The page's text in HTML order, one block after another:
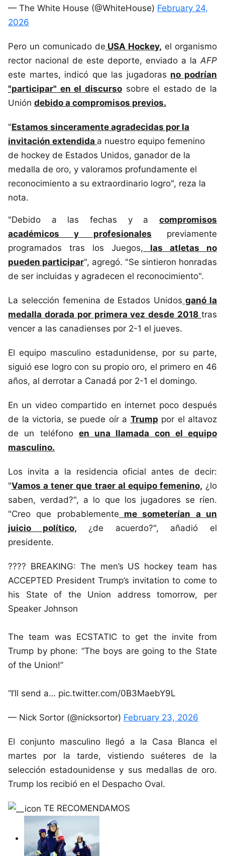
— The White House (@WhiteHouse) February 24,
2026
Pero un comunicado de USA Hockey, el organismo
rector nacional de este deporte, enviado a la AFP
este martes, indicó que las jugadoras no podrían
"participar" en el discursosobre el estado de la
Unión debido a compromisos previos.
"Estamos sinceramente agradecidas por la
invitación extendida a nuestro equipo femenino
de hockey de Estados Unidos, ganador de la
medalla de oro, y valoramos profundamente el
reconocimiento a su extraordinario logro", reza la
nota.
"Debido a las fechas y a compromisos
académicos y profesionales previamente
programados tras los Juegos, las atletas no
pueden participar", agregó. "Se sintieron honradas
de ser incluidas y agradecen el reconocimiento".
La selección femenina de Estados Unidos ganó la
medalla dorada por primera vez desde 2018 tras
vencer a las canadienses por 2-1 el jueves.
El equipo masculino estadunidense, por su parte,
siguió ese logro con su propio oro, el primero en 46
años, al derrotar a Canadá por 2-1 el domingo.
En un video compartido en internet poco después
de la victoria, se puede oír a Trump por el altavoz
de un teléfono en una llamada con el equipo
masculino.
Los invita a la residencia oficial antes de decir:
"Vamos a tener que traer al equipo femenino, ¿lo
saben, verdad?", a lo que los jugadores se ríen.
"Creo que probablemente me someterían a un
juicio político, ¿de acuerdo?", añadió el
presidente.
???? BREAKING: The men’s US hockey team has
ACCEPTED President Trump’s invitation to come to
his State of the Union address tomorrow, per
Speaker Johnson
The team was ECSTATIC to get the invite from
Trump by phone: “The boys are going to the State
of the Union!”
“I’ll send a… pic.twitter.com/0B3MaebY9L
— Nick Sortor (@nicksortor) February 23, 2026
El conjunto masculino llegó a la Casa Blanca el
martes por la tarde, vistiendo suéteres de la
selección estadounidense y sus medallas de oro.
Trump los recibió en el Despacho Oval.
TE RECOMENDAMOS